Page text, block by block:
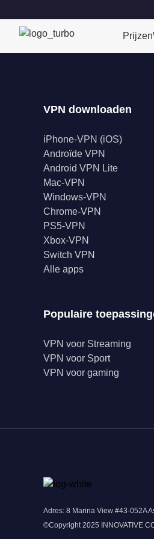
Prijzen
VPN downloaden
iPhone-VPN (iOS)
Androïde VPN
Android VPN Lite
Mac-VPN
Windows-VPN
Chrome-VPN
PS5-VPN
Xbox-VPN
Switch VPN
Alle apps
Populaire
VPN voor Streaming
VPN voor Sport
VPN voor gaming
Adres: 8 Marina View #43-052A
©Copyright 2025 INNOVATIVE